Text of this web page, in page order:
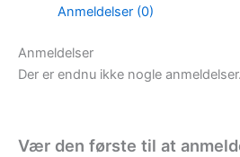
Anmeldelser (0)
Anmeldelser
Der er endnu ikke nogle anmeldelser.
Vær den første til at